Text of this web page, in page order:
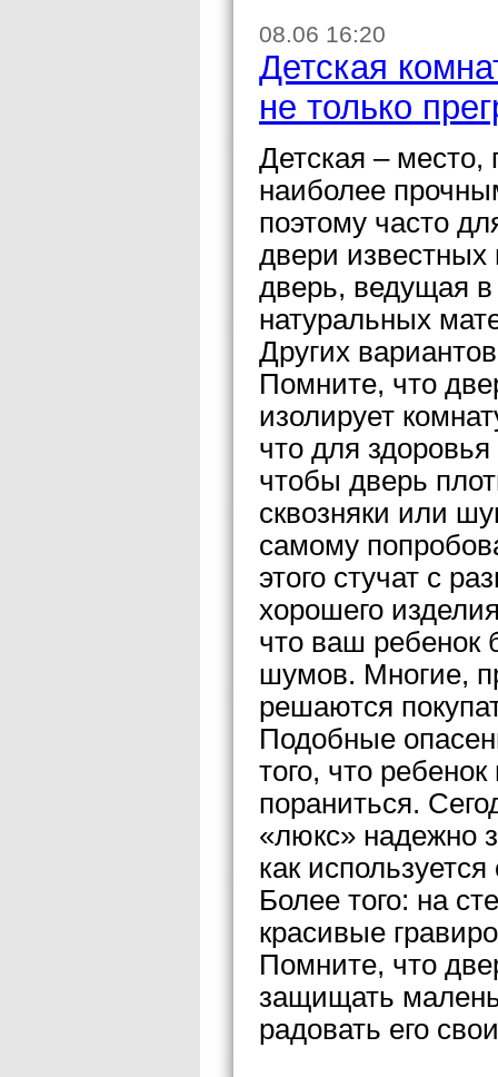
08.06 16:20
Детская
не только
Детская –
наиболее
поэтому часто
двери известных
дверь, ведущая в
натуральных
Других
Помните, что
изолирует
что для
чтобы дверь
сквозняки или
самому
этого стучат с
хорошего
что ваш ребенок
шумов. Многие,
решаются
Подобные
того, что
пораниться.
«люкс» надежно
как
Более того: на
красивые
Помните, что
защищать
радовать его